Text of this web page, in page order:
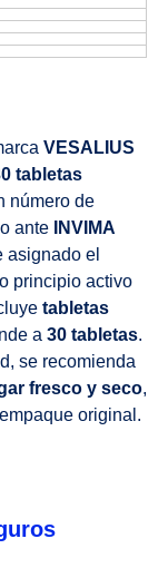
VESALIUS
tabletas
número de
ante
INVIMA
asignado el
principio activo
tabletas
a 30 tabletas.
se recomienda
fresco y seco,
original.